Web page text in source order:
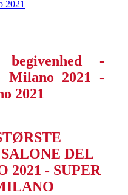
2021
DEL
- SUPER